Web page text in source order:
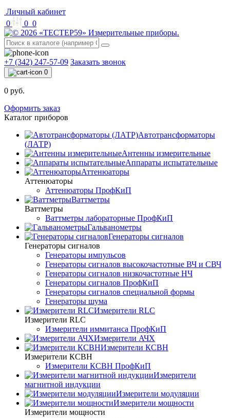
Личный кабинет
0
0 0
+7 (342) 247-57-09 Заказать звонок
0
0 руб.
Оформить заказ
Каталог приборов
Автотрансформаторы
(ЛАТР)
Антенны измерительные
Аппараты испытательные
Аттенюаторы
Аттенюаторы
Аттенюаторы ПрофКиП
Ваттметры
Ваттметры
Ваттметры лабораторные ПрофКиП
Гальванометры
Генераторы сигналов
Генераторы сигналов
Генераторы импульсов
Генераторы сигналов высокочастотные ВЧ и СВЧ
Генераторы сигналов низкочастотные НЧ
Генераторы сигналов ПрофКиП
Генераторы сигналов специальной формы
Генераторы шума
Измерители RLC
Измерители RLC
Измерители иммитанса ПрофКиП
Измерители АЧХ
Измерители КСВН
Измерители КСВН
Измерители КСВН ПрофКиП
Измерители
магнитной индукции
Измерители модуляции
Измерители мощности
Измерители мощности